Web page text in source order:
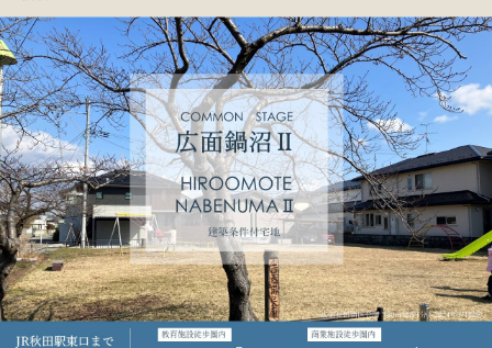
まち
の紹
介
参考モデルプランは
こちら
すまい
づくり
物
件
概
要